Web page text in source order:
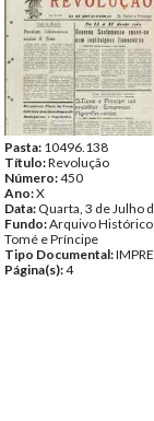
Pasta: 10496.138
Título:Revolução
Número:450
Ano:X
Data: Quarta, 3 de Julho
Fundo:Arquivo Histórico
Tomé e Príncipe
Tipo Documental:
Página(s):4